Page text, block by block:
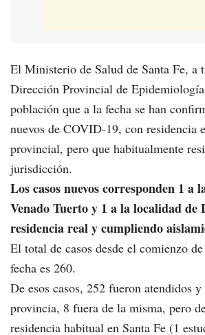
El Ministerio de Salud de Santa Fe, a
Dirección Provincial de
población que a la fecha se han
nuevos de COVID-19, con residencia
provincial, pero que habitualmente
jurisdicción.
Los casos nuevos corresponden 1 a
Venado Tuerto y 1 a la localidad de
residencia real y cumpliendo
El total de casos desde el comienzo
fecha es 260.
De esos casos, 252 fueron atendidos
provincia, 8 fuera de la misma, pero
residencia habitual en Santa Fe (1